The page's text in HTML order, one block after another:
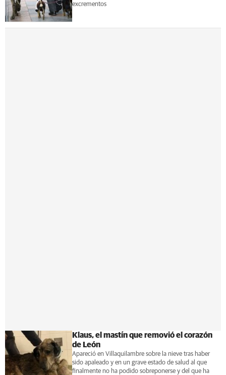
excrementos
Klaus, el mastín que removió el corazón
de León
Apareció en Villaquilambre sobre la nieve tras haber
sido apaleado y en un grave estado de salud al que
finalmente no ha podido sobreponerse y del que ha